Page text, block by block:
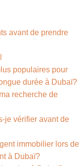
avant de prendre
populaires pour
durée à Dubaï?
recherche de
je vérifier avant de
immobilier lors de
à Dubaï?